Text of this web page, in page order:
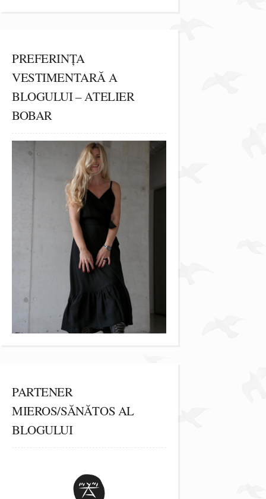
PREFERINȚA
VESTIMENTARĂ A
BLOGULUI – ATELIER
BOBAR
PARTENER
MIEROS/SĂNĂTOS AL
BLOGULUI